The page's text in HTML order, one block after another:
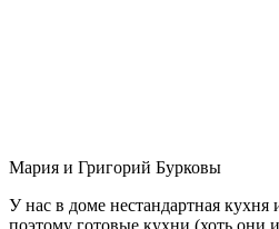
Мария и Григорий Бурковы
У нас в доме нестандартная кухня
поэтому готовые кухни (хоть